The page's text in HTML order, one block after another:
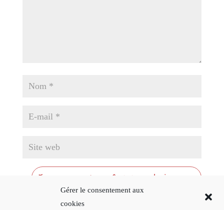
Gérer le consentement aux
cookies